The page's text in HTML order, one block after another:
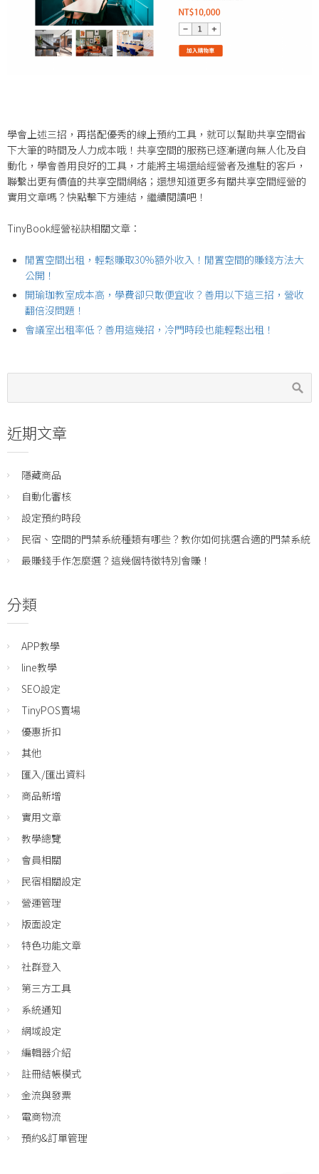
學會上述三招，再搭配優秀的線上預約工具，就可以幫助共享空間省
下大筆的時間及人力成本哦！共享空間的服務已逐漸邁向無人化及自
動化，學會善用良好的工具，才能將主場還給經營者及進駐的客戶，
聯繫出更有價值的共享空間網絡；還想知道更多有關共享空間經營的
實用文章嗎？快點擊下方連結，繼續閱讀吧！
TinyBook經營祕訣相關文章：
閒置空間出租，輕鬆賺取30%額外收入！閒置空間的賺錢方法大
公開！
開瑜珈教室成本高，學費卻只敢便宜收？善用以下這三招，營收
翻倍沒問題！
會議室出租率低？善用這幾招，冷門時段也能輕鬆出租！
近期文章
隱藏商品
自動化審核
設定預約時段
民宿、空間的門禁系統種類有哪些？教你如何挑選合適的門禁系統
最賺錢手作怎麼選？這幾個特徵特別會賺！
分類
APP教學
line教學
SEO設定
TinyPOS賣場
優惠折扣
其他
匯入/匯出資料
商品新增
實用文章
教學總覽
會員相關
民宿相關設定
營運管理
版面設定
特色功能文章
社群登入
第三方工具
系統通知
網域設定
編輯器介紹
註冊結帳模式
金流與發票
電商物流
預約&訂單管理